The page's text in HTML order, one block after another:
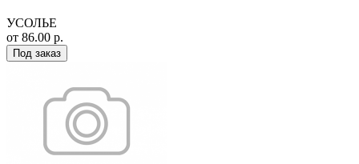
УСОЛЬЕ
от 86.00 р.
Под заказ